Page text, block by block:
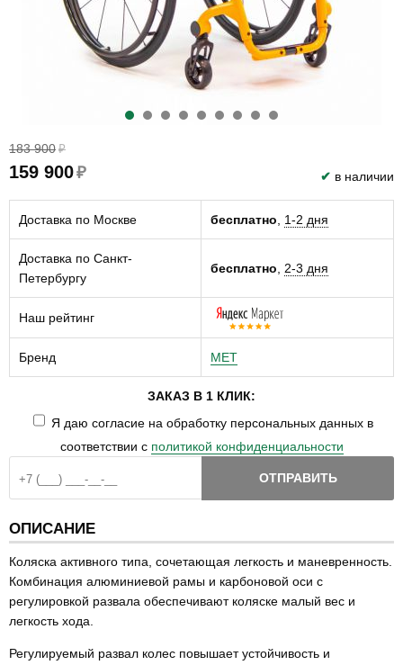
183 900 ₽
159 900₽ ✔ в наличии
Доставка по Москве бесплатно 1-2 дня
Доставка по Санкт-
Петербургу
бесплатно 2-3 дня
Наш рейтинг
Бренд MET
ЗАКАЗ В 1 КЛИК:
Я даю согласие на обработку персональных данных в
соответствии с политикой конфиденциальности
ОТПРАВИТЬ
ОПИСАНИЕ
Коляска активного типа, сочетающая легкость и маневренность.
Комбинация алюминиевой рамы и карбоновой оси с
регулировкой развала обеспечивают коляске малый вес и
легкость хода.
Регулируемый развал колес повышает устойчивость и